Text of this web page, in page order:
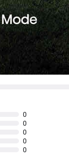
0
0
0
0
0